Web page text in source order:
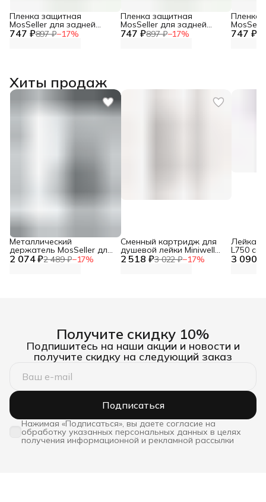
747 ₽897 ₽−17%
Пленка защитная
MosSeller для задней
панели для Blackview 747 ₽897 ₽−17%
Пленка защитная
MosSeller для задней
панели для Blackview 747 ₽
Пленка
панели
Хиты продаж
2 074 ₽2 489 ₽−17%
Металлический
держатель MosSeller для
смартфона с 2 518 ₽3 022 ₽−17%
Сменный картридж для
душевой лейки Miniwell
L750, угольный 3 090 ₽
Лейка
L750 со
Получите скидку 10%
Подпишитесь на наши акции и новости и
получите скидку на следующий заказ
Подписаться
Нажимая «Подписаться», вы даете согласие на
обработку указанных персональных данных в целях
получения информационной и рекламной рассылки